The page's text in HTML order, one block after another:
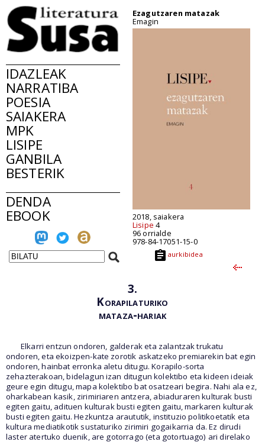
IDAZLEAK
NARRATIBA
POESIA
SAIAKERA
MPK
LISIPE
GANBILA
BESTERIK
DENDA
EBOOK
Ezagutzaren matazak
Emagin
2018, saiakera
Lisipe 4
96 orrialde
978-84-17051-15-0
aurkibidea
3.
Korapilaturiko
mataza-hariak
Elkarri entzun ondoren, galderak eta zalantzak trukatu
ondoren, eta ekoizpen-kate zorotik askatzeko premiarekin bat egin
ondoren, hainbat erronka aletu ditugu. Korapilo-sorta
zehazterakoan, bidelagun izan ditugun kolektibo eta kideen ideiak
geure egin ditugu, mapa kolektibo bat osatzeari begira. Nahi ala ez,
oharkabean kasik, zirimiriaren antzera, abiaduraren kulturak busti
egiten gaitu, adituen kulturak busti egiten gaitu, markaren kulturak
busti egiten gaitu. Hezkuntza araututik, instituzio politikoetatik eta
kultura mediatikotik sustaturiko zirimiri gogaikarria da. Ez dirudi
laster atertuko duenik, are gotorrago (eta gotortuago) ari direlako